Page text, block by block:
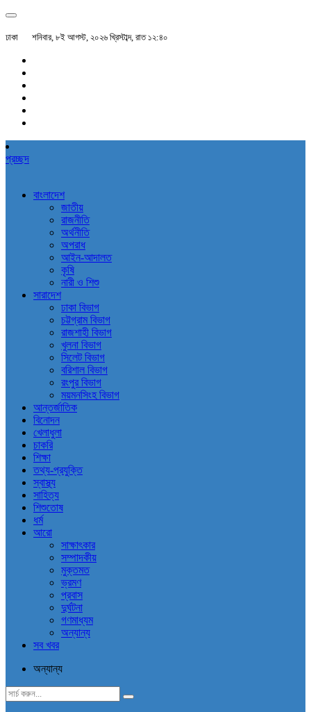
ঢাকা শনিবার, ৮ই আগস্ট, ২০২৬ খ্রিস্টাব্দ, রাত ১২:৪০
প্রচ্ছদ
বাংলাদেশ
জাতীয়
রাজনীতি
অর্থনীতি
অপরাধ
আইন-আদালত
কৃষি
নারী ও শিশু
সারাদেশ
ঢাকা বিভাগ
চট্টগ্রাম বিভাগ
রাজশাহী বিভাগ
খুলনা বিভাগ
সিলেট বিভাগ
বরিশাল বিভাগ
রংপুর বিভাগ
ময়মনসিংহ বিভাগ
আন্তর্জাতিক
বিনোদন
খেলাধুলা
চাকরি
শিক্ষা
তথ্য-প্রযুক্তি
স্বাস্থ্য
সাহিত্য
শিশুতোষ
ধর্ম
আরো
সাক্ষাৎকার
সম্পাদকীয়
মুক্তমত
ভ্রমণ
প্রবাস
দুর্ঘটনা
গণমাধ্যম
অন্যান্য
সব খবর
অন্যান্য